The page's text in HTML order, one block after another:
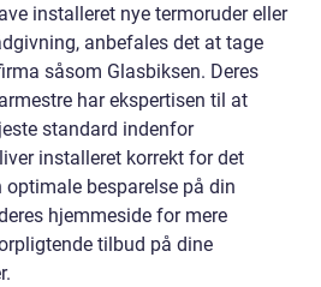
installeret nye termoruder eller
anbefales det at tage
såsom Glasbiksen. Deres
har ekspertisen til at
standard indenfor
installeret korrekt for det
optimale besparelse på din
hjemmeside for mere
tilbud på dine